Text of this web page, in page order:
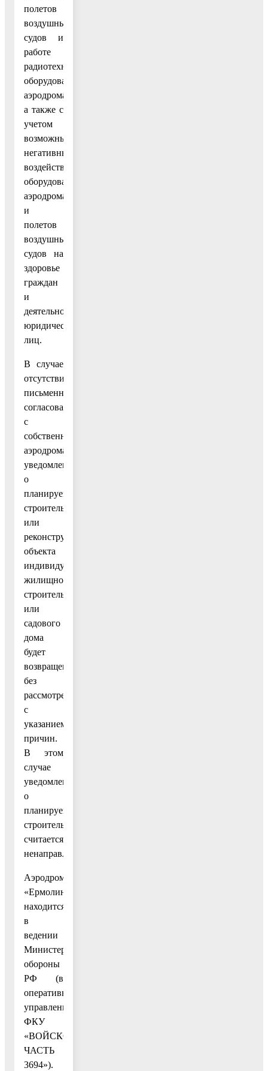
полетов
воздушных
судов и
работе
радиотехнического
оборудования
аэродрома,
а также с
учетом
возможных
негативных
воздействий
оборудования
аэродрома
и
полетов
воздушных
судов на
здоровье
граждан
и
деятельность
юридических
лиц.
В случае
отсутствия
письменного
согласования
с
собственником
аэродрома,
уведомление
о
планируемом
строительстве
или
реконструкции
объекта
индивидуального
жилищного
строительства
или
садового
дома
будет
возвращено
без
рассмотрения
с
указанием
причин.
В этом
случае
уведомление
о
планируемом
строительстве
считается
ненаправленным.
Аэродром
«Ермолино»
находится
в
ведении
Министерства
обороны
РФ (в
оперативном
управлении
ФКУ
«ВОЙСКОВАЯ
ЧАСТЬ
3694»).